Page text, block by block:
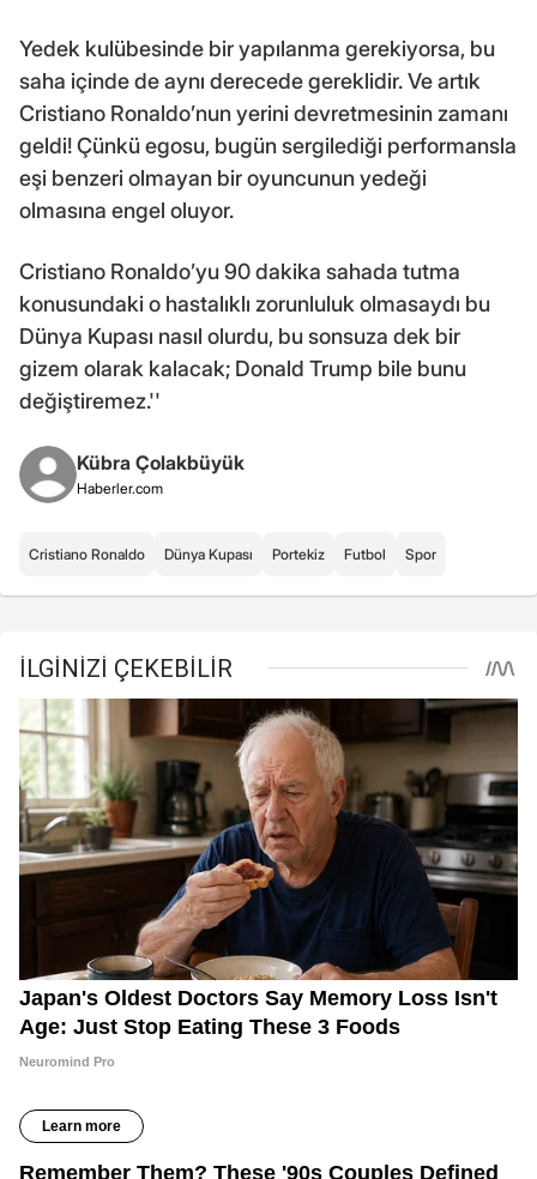
Yedek kulübesinde bir yapılanma gerekiyorsa, bu
saha içinde de aynı derecede gereklidir. Ve artık
Cristiano Ronaldo’nun yerini devretmesinin zamanı
geldi! Çünkü egosu, bugün sergilediği performansla
eşi benzeri olmayan bir oyuncunun yedeği
olmasına engel oluyor.
Cristiano Ronaldo’yu 90 dakika sahada tutma
konusundaki o hastalıklı zorunluluk olmasaydı bu
Dünya Kupası nasıl olurdu, bu sonsuza dek bir
gizem olarak kalacak; Donald Trump bile bunu
değiştiremez.''
Kübra Çolakbüyük
Haberler.com
Cristiano Ronaldo Dünya Kupası Portekiz Futbol Spor